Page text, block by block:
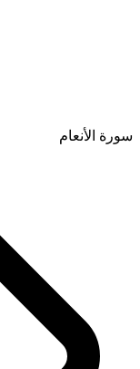
سورة الأنعام